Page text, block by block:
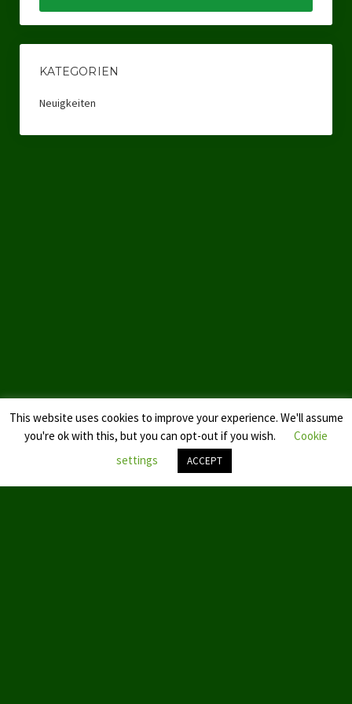
KATEGORIEN
Neuigkeiten
This website uses cookies to improve your experience. We'll assume
you're ok with this, but you can opt-out if you wish.
Cookie
settings
ACCEPT